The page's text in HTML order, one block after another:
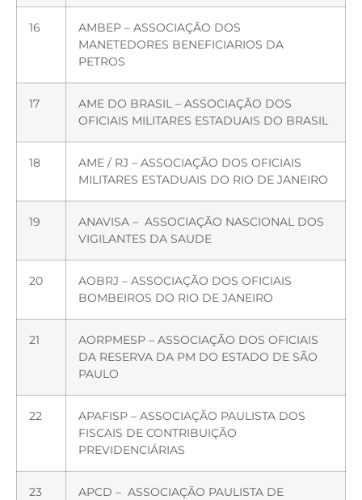
16
AMBEP – ASSOCIAÇÃO DOS
MANETEDORES BENEFICIARIOS DA
PETROS
17
AME DO BRASIL – ASSOCIAÇÃO DOS
OFICIAIS MILITARES ESTADUAIS DO BRASIL
18
AME / RJ – ASSOCIAÇÃO DOS OFICIAIS
MILITARES ESTADUAIS DO RIO DE JANEIRO
19
ANAVISA – ASSOCIAÇÃO NASCIONAL DOS
VIGILANTES DA SAUDE
20
AOBRJ – ASSOCIAÇÃO DOS OFICIAIS
BOMBEIROS DO RIO DE JANEIRO
21
AORPMESP – ASSOCIAÇÃO DOS OFICIAIS
DA RESERVA DA PM DO ESTADO DE SÃO
PAULO
22
APAFISP – ASSOCIAÇÃO PAULISTA DOS
FISCAIS DE CONTRIBUIÇÃO
PREVIDENCIÁRIAS
23
APCD – ASSOCIAÇÃO PAULISTA DE